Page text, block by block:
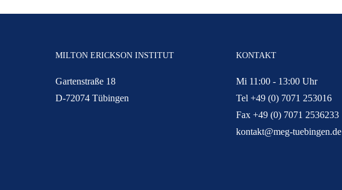
MILTON ERICKSON INSTITUT
Gartenstraße 18
D-72074 Tübingen
KONTAKT
Mi 11:00 - 13:00 Uhr
Tel +49 (0) 7071 253016
Fax +49 (0) 7071 2536233
kontakt@meg-tuebingen.de